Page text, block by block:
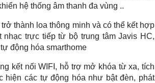
hệ thống âm thanh đa vùng ..
thành loa thông minh và có thể kết hợp
trực tiếp từ bộ trung tâm Javis HC,
động hóa smarthome
kết nối WIFI, hỗ trợ mở khóa từ xa, tích
hiện các tự động hóa như bật đèn, phát